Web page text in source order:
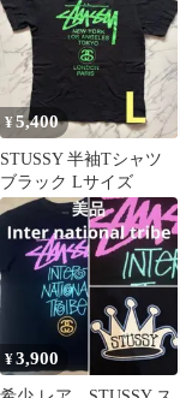
¥5,400
STUSSY 半袖Tシャツ
ブラック Lサイズ
¥3,900